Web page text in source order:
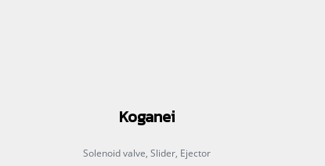
Koganei
Solenoid valve, Slider, Ejector